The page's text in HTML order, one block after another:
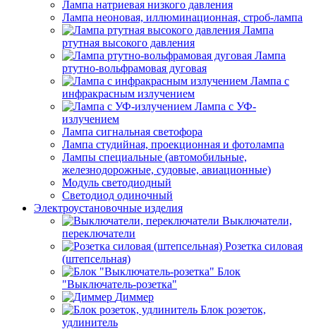
Лампа натриевая низкого давления
Лампа неоновая, иллюминационная, строб-лампа
Лампа
ртутная высокого давления
Лампа
ртутно-вольфрамовая дуговая
Лампа с
инфракрасным излучением
Лампа с УФ-
излучением
Лампа сигнальная светофора
Лампа студийная, проекционная и фотолампа
Лампы специальные (автомобильные,
железнодорожные, судовые, авиационные)
Модуль светодиодный
Светодиод одиночный
Электроустановочные изделия
Выключатели,
переключатели
Розетка силовая
(штепсельная)
Блок
"Выключатель-розетка"
Диммер
Блок розеток,
удлинитель